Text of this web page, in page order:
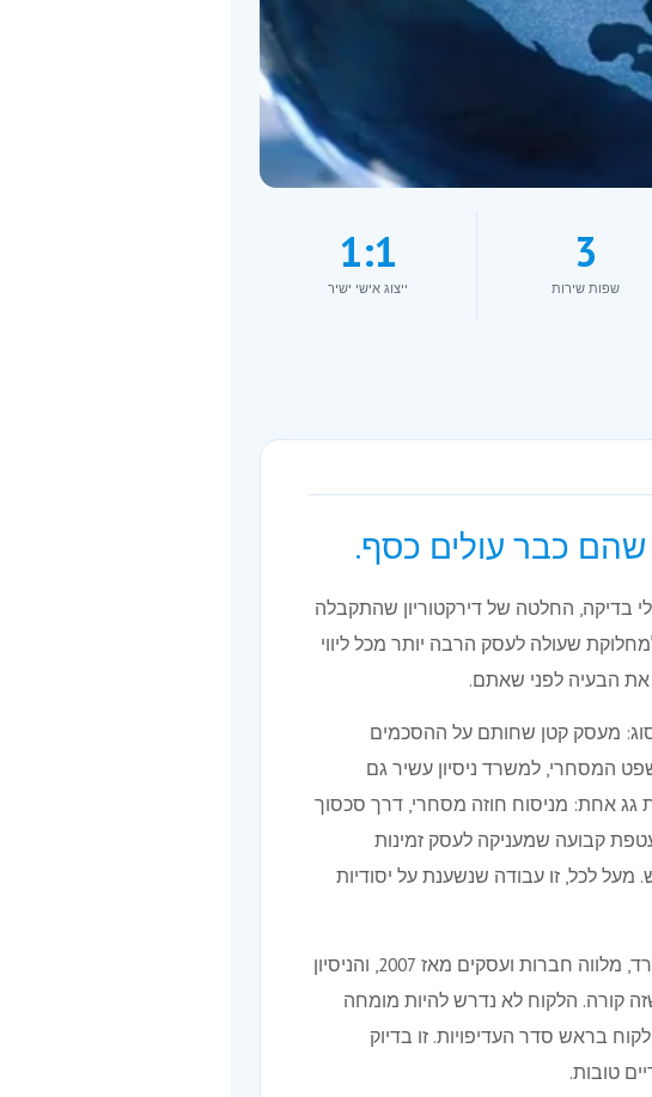
3
שפות שירות
1:1
ייצוג אישי ישיר
כבר עולים כסף.
בדיקה, החלטה של דירקטוריון שהתקבלה
שעולה לעסק הרבה יותר מכל ליווי
את הבעיה לפני שאתם.
ועסקים בליווי משפטי שוטף מאז 2007, בכל היקף וסוג: מעסק קטן שחותם על ההסכמים
המסחרי, למשרד ניסיון עשיר גם
גג אחת: מניסוח חוזה מסחרי, דרך סכסוך
קבועה שמעניקה לעסק זמינות
לכל, זו עבודה שנשענת על יסודיות
מאחורי כל תיק עומדות כמעט שני עשורים של ניסיון. עו״ד רעות אליהו, מייסדת המשרד, מלווה חברות ועסקים מאז 2007, והניסיון
קורה. הלקוח לא נדרש להיות מומחה
בראש סדר העדיפויות. זו בדיוק
טובות.